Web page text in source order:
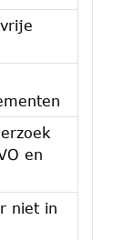
en
niet in